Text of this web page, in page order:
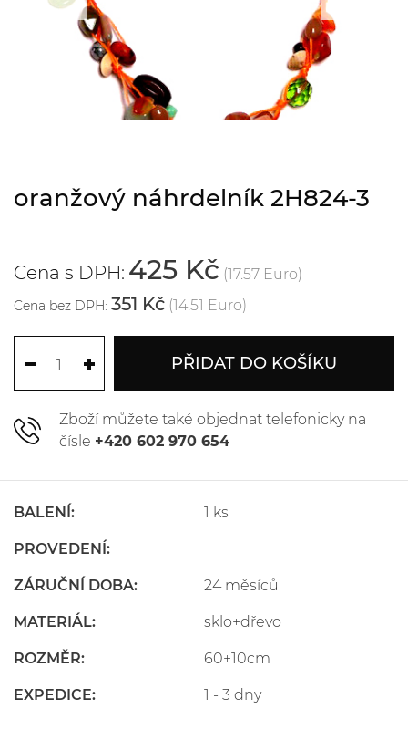
oranžový náhrdelník 2H824-3
Cena s DPH: 425 Kč (17.57 Euro)
Cena bez DPH: 351 Kč (14.51 Euro)
PŘIDAT DO KOŠÍKU
Zboží můžete také objednat telefonicky na
čísle +420 602 970 654
BALENÍ: 1 ks
PROVEDENÍ:
ZÁRUČNÍ DOBA: 24 měsíců
MATERIÁL: sklo+dřevo
ROZMĚR: 60+10cm
EXPEDICE: 1 - 3 dny